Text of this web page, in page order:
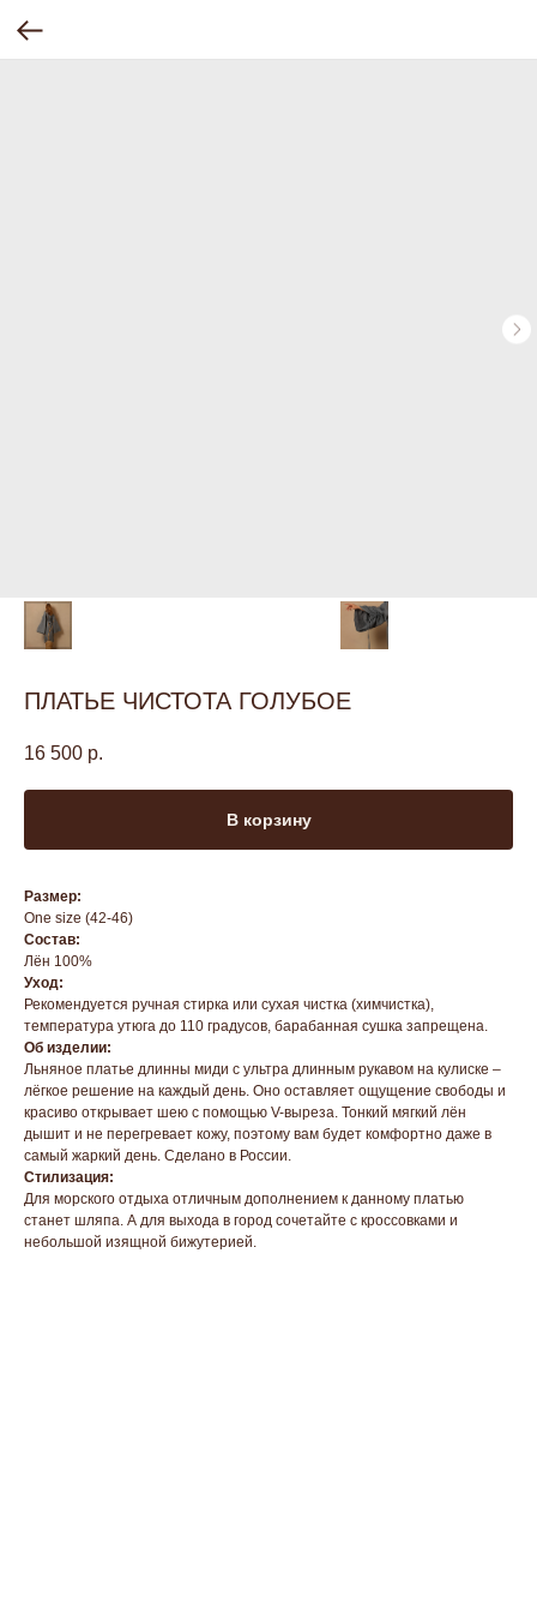
ПЛАТЬЕ ЧИСТОТА ГОЛУБОЕ
16 500 р.
В корзину
Размер:
One size (42-46)
Состав:
Лён 100%
Уход:
Рекомендуется ручная стирка или сухая чистка (химчистка),
температура утюга до 110 градусов, барабанная сушка запрещена.
Об изделии:
Льняное платье длинны миди с ультра длинным рукавом на кулиске –
лёгкое решение на каждый день. Оно оставляет ощущение свободы и
красиво открывает шею с помощью V-выреза. Тонкий мягкий лён
дышит и не перегревает кожу, поэтому вам будет комфортно даже в
самый жаркий день. Сделано в России.
Стилизация:
Для морского отдыха отличным дополнением к данному платью
станет шляпа. А для выхода в город сочетайте с кроссовками и
небольшой изящной бижутерией.